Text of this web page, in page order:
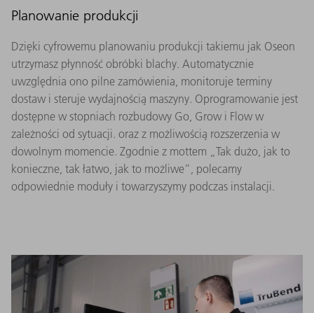
Planowanie produkcji
Dzięki cyfrowemu planowaniu produkcji takiemu jak Oseon
utrzymasz płynność obróbki blachy. Automatycznie
uwzględnia ono pilne zamówienia, monitoruje terminy
dostaw i steruje wydajnością maszyny. Oprogramowanie jest
dostępne w stopniach rozbudowy Go, Grow i Flow w
zależności od sytuacji. oraz z możliwością rozszerzenia w
dowolnym momencie. Zgodnie z mottem „Tak dużo, jak to
konieczne, tak łatwo, jak to możliwe”, polecamy
odpowiednie moduły i towarzyszymy podczas instalacji.